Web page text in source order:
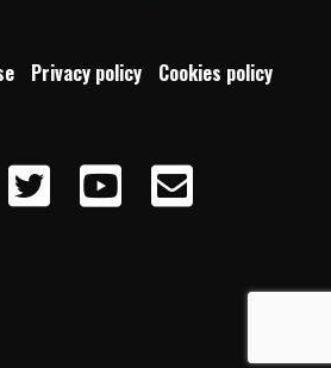
Privacy policy Cookies policy